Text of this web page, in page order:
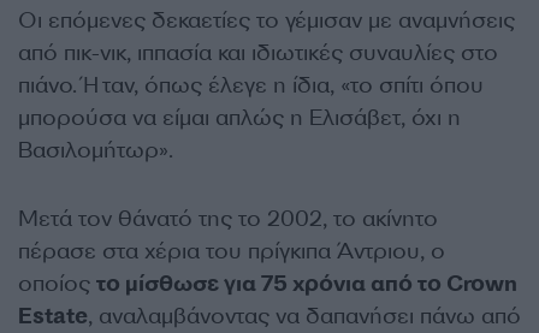
Οι επόμενες δεκαετίες το γέμισαν με αναμνήσεις
από πικ-νικ, ιππασία και ιδιωτικές συναυλίες στο
πιάνο. Ήταν, όπως έλεγε η ίδια, «το σπίτι όπου
μπορούσα να είμαι απλώς η Ελισάβετ, όχι η
Βασιλομήτωρ».
Μετά τον θάνατό της το 2002, το ακίνητο
πέρασε στα χέρια του πρίγκιπα Άντριου, ο
οποίος το μίσθωσε για 75 χρόνια από το Crown
Estate, αναλαμβάνοντας να δαπανήσει πάνω από